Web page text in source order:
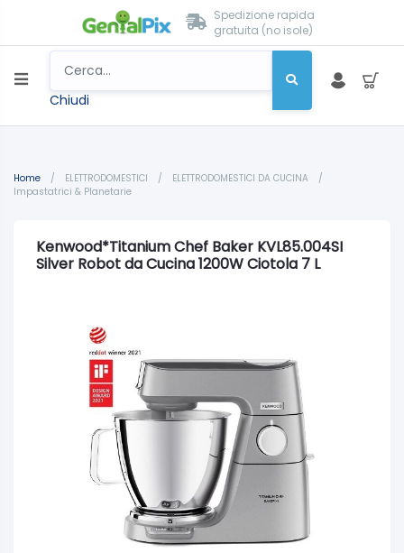
Spedizione rapida
gratuita (no isole)
Chiudi
Home / ELETTRODOMESTICI / ELETTRODOMESTICI DA CUCINA
/
Impastatrici & Planetarie
Kenwood*Titanium Chef Baker KVL85.004SI
Silver Robot da Cucina 1200W Ciotola 7 L